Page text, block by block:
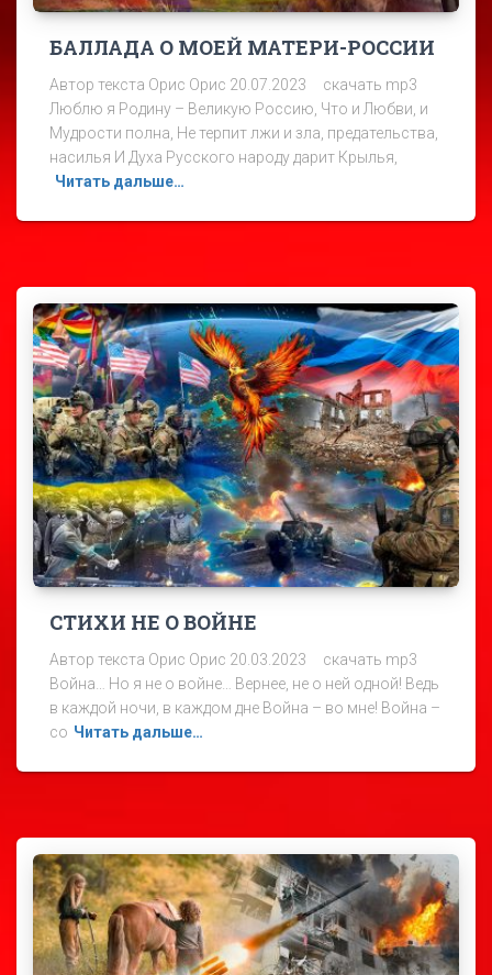
БАЛЛАДА О МОЕЙ МАТЕРИ-РОССИИ
Автор текста Орис Орис 20.07.2023 скачать mp3
Люблю я Родину – Великую Россию, Что и Любви, и
Мудрости полна, Не терпит лжи и зла, предательства,
насилья И Духа Русского народу дарит Крылья,
Читать дальше…
СТИХИ НЕ О ВОЙНЕ
Автор текста Орис Орис 20.03.2023 скачать mp3
Война… Но я не о войне… Вернее, не о ней одной! Ведь
в каждой ночи, в каждом дне Война – во мне! Война –
со Читать дальше…